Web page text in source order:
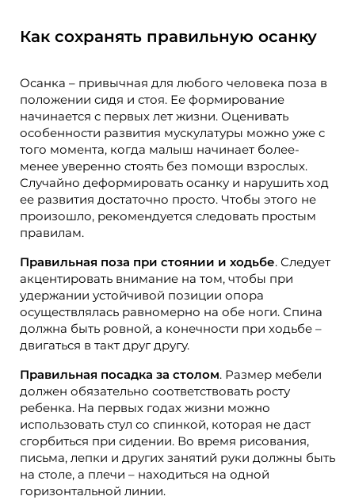
Как сохранять правильную осанку
Осанка – привычная для любого человека поза в
положении сидя и стоя. Ее формирование
начинается с первых лет жизни. Оценивать
особенности развития мускулатуры можно уже с
того момента, когда малыш начинает более-
менее уверенно стоять без помощи взрослых.
Случайно деформировать осанку и нарушить ход
ее развития достаточно просто. Чтобы этого не
произошло, рекомендуется следовать простым
правилам.
Правильная поза при стоянии и ходьбе. Следует
акцентировать внимание на том, чтобы при
удержании устойчивой позиции опора
осуществлялась равномерно на обе ноги. Спина
должна быть ровной, а конечности при ходьбе –
двигаться в такт друг другу.
Правильная посадка за столом. Размер мебели
должен обязательно соответствовать росту
ребенка. На первых годах жизни можно
использовать стул со спинкой, которая не даст
сгорбиться при сидении. Во время рисования,
письма, лепки и других занятий руки должны быть
на столе, а плечи – находиться на одной
горизонтальной линии.